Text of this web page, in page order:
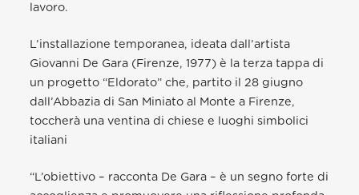
lavoro.
L’installazione temporanea, ideata dall’artista
Giovanni De Gara (Firenze, 1977) è la terza tappa di
un progetto “Eldorato” che, partito il 28 giugno
dall’Abbazia di San Miniato al Monte a Firenze,
toccherà una ventina di chiese e luoghi simbolici
italiani
“L’obiettivo – racconta De Gara – è un segno forte di